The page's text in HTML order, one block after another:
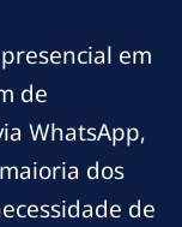
em
de
WhatsApp,
dos
de